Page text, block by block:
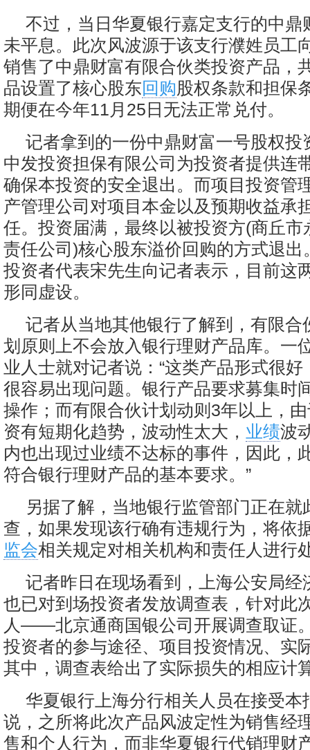
不过，当日华夏银行嘉定支行的中鼎
未平息。此次风波源于该支行濮姓员工
销售了中鼎财富有限合伙类投资产品，
品设置了核心股东回购股权条款和担保
期便在今年11月25日无法正常兑付。
记者拿到的一份中鼎财富一号股权投
中发投资担保有限公司为投资者提供连
确保本投资的安全退出。而项目投资管
产管理公司对项目本金以及预期收益承
任。投资届满，最终以被投资方(商丘市
责任公司)核心股东溢价回购的方式退出
投资者代表宋先生向记者表示，目前这
形同虚设。
记者从当地其他银行了解到，有限合
划原则上不会放入银行理财产品库。一
业人士就对记者说：“这类产品形式很
很容易出现问题。银行产品要求募集时
操作；而有限合伙计划动则3年以上，
资有短期化趋势，波动性太大， 业绩波
内也出现过业绩不达标的事件，因此，
符合银行理财产品的基本要求。”
另据了解，当地银行监管部门正在就
查，如果发现该行确有违规行为，将依
监会相关规定对相关机构和责任人进行
记者昨日在现场看到，上海公安局经
也已对到场投资者发放调查表，针对此
人——北京通商国银公司开展调查取证
投资者的参与途径、项目投资情况、实
其中，调查表给出了实际损失的相应计
华夏银行上海分行相关人员在接受本
说，之所将此次产品风波定性为销售经
售和个人行为，而非华夏银行代销理财